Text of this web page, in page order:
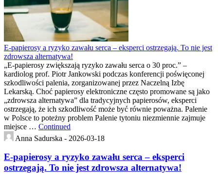
E-papierosy a ryzyko zawału serca – eksperci ostrzegają. To nie jest
zdrowsza alternatywa!
„E-papierosy zwiększają ryzyko zawału serca o 30 proc.” –
kardiolog prof. Piotr Jankowski podczas konferencji poświęconej
szkodliwości palenia, zorganizowanej przez Naczelną Izbę
Lekarską. Choć papierosy elektroniczne często promowane są jako
„zdrowsza alternatywa” dla tradycyjnych papierosów, eksperci
ostrzegają, że ich szkodliwość może być równie poważna. Palenie
w Polsce to poteżny problem Palenie tytoniu niezmiennie zajmuje
miejsce … Continued
Anna Sadurska - 2026-03-18
E-papierosy a ryzyko zawału serca – eksperci
ostrzegają. To nie jest zdrowsza alternatywa!